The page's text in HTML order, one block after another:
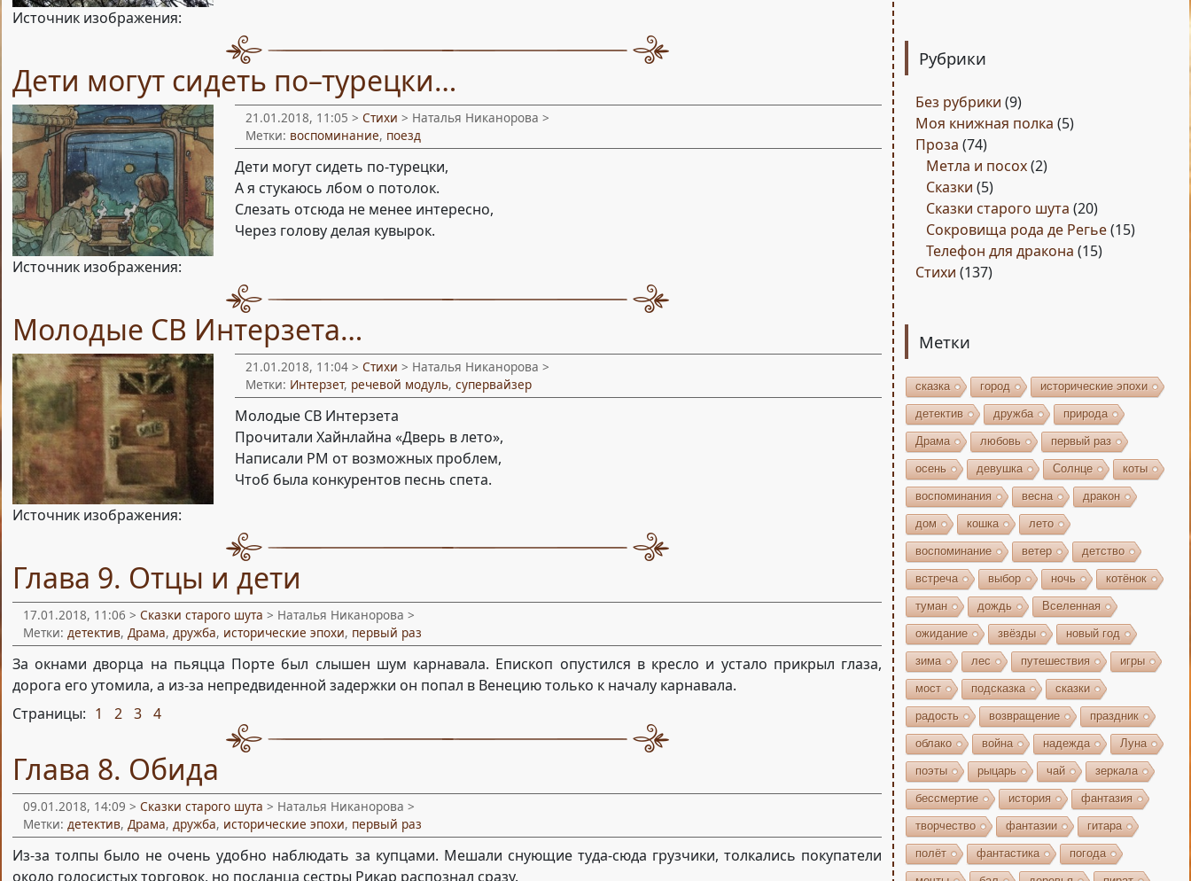
Источник изображения:
Дети могут сидеть по–турецки…
Источник изображения:
21.01.2018, 11:05 >Стихи > Наталья Никанорова >
Метки: воспоминание, поезд
Дети могут сидеть по-турецки,
А я стукаюсь лбом о потолок.
Слезать отсюда не менее интересно,
Через голову делая кувырок.
Молодые СВ Интерзета…
Источник изображения:
21.01.2018, 11:04 >Стихи > Наталья Никанорова >
Метки: Интерзет, речевой модуль,супервайзер
Молодые СВ Интерзета
Прочитали Хайнлайна «Дверь в лето»,
Написали РМ от возможных проблем,
Чтоб была конкурентов песнь спета.
Глава 9. Отцы и дети
17.01.2018, 11:06 > Сказки старого шута > Наталья Никанорова >
Метки: детектив, Драма, дружба, исторические эпохи, первый раз
За окнами дворца на пьяцца Порте был слышен шум карнавала. Епископ опустился в кресло и устало прикрыл глаза,
дорога его утомила, а из-за непредвиденной задержки он попал в Венецию только к началу карнавала.
Страницы: 1 2 3 4
Глава 8. Обида
09.01.2018, 14:09 > Сказки старого шута > Наталья Никанорова >
Метки: детектив, Драма, дружба, исторические эпохи, первый раз
Из-за толпы было не очень удобно наблюдать за купцами. Мешали снующие туда-сюда грузчики, толкались покупатели
около голосистых торговок, но посланца сестры Рикар распознал сразу.
Рубрики
Без рубрики (9)
Моя книжная полка (5)
Проза (74)
Метла и посох(2)
Сказки (5)
Сказки старого шута (20)
Сокровища рода де Регье(15)
Телефон для дракона (15)
Стихи (137)
Метки
сказка город исторические эпохи
детектив дружба природа
Драма любовь первый раз
осень девушка Солнце коты
воспоминания весна дракон
дом кошка лето
воспоминание ветер детство
встреча выбор ночь котёнок
туман дождь Вселенная
ожидание звёзды новый год
зима лес путешествия игры
мост подсказка сказки
радость возвращение праздник
облако война надежда Луна
поэты рыцарь чай зеркала
бессмертие история фантазия
творчество фантазии гитара
полёт фантастика погода